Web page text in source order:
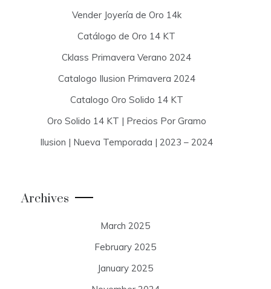
Vender Joyería de Oro 14k
Catálogo de Oro 14 KT
Cklass Primavera Verano 2024
Catalogo Ilusion Primavera 2024
Catalogo Oro Solido 14 KT
Oro Solido 14 KT | Precios Por Gramo
Ilusion | Nueva Temporada | 2023 – 2024
Archives
March 2025
February 2025
January 2025